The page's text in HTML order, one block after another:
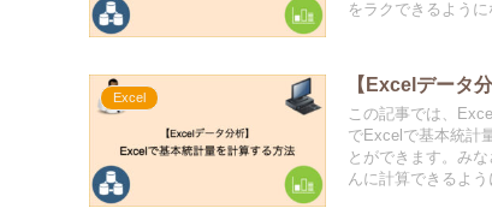
をラクできるように
Excel
【Excelデータ
この記事では、
でExcelで基本統計
とができます。み
んに計算できるよう